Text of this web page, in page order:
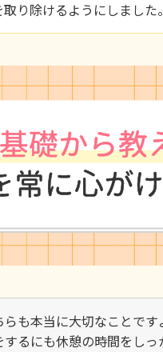
り除けるようにしました。
らも本当に大切なことです
するにも休憩の時間をし